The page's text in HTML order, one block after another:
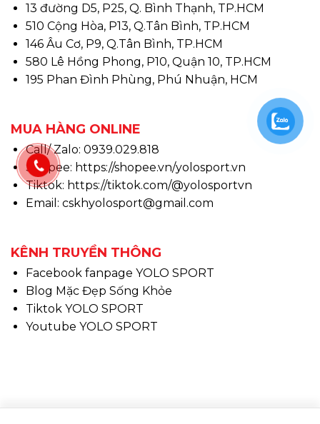
13 đường D5, P25, Q. Bình Thạnh, TP.HCM
510 Cộng Hòa, P13, Q.Tân Bình, TP.HCM
146 Âu Cơ, P9, Q.Tân Bình, TP.HCM
580 Lê Hồng Phong, P10, Quận 10, TP.HCM
195 Phan Đình Phùng, Phú Nhuận, HCM
MUA HÀNG ONLINE
Call/ Zalo: 0939.029.818
Shopee: https://shopee.vn/yolosport.vn
Tiktok: https://tiktok.com/@yolosportvn
Email: cskhyolosport@gmail.com
KÊNH TRUYỀN THÔNG
Facebook fanpage YOLO SPORT
Blog Mặc Đẹp Sống Khỏe
Tiktok YOLO SPORT
Youtube YOLO SPORT